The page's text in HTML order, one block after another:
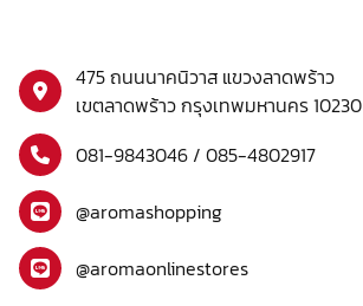
475 ถนนนาคนิวาส แขวงลาดพร้าว
เขตลาดพร้าว กรุงเทพมหานคร 10230
081-9843046 / 085-4802917
@aromashopping
@aromaonlinestores